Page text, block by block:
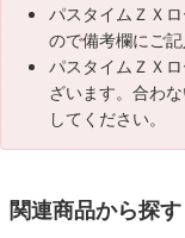
パスタイムＺＸ
ので備考欄にご記
パスタイムＺＸ
ざいます。合わ
してください。
関連商品から探す